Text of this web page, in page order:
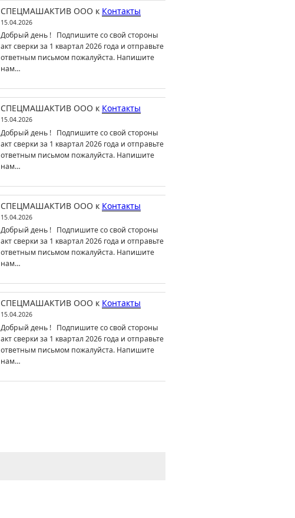
СПЕЦМАШАКТИВ ООО к Контакты
15.04.2026
Добрый день ! Подпишите со свой стороны
акт сверки за 1 квартал 2026 года и отправьте
ответным письмом пожалуйста. Напишите
нам…
СПЕЦМАШАКТИВ ООО к Контакты
15.04.2026
Добрый день ! Подпишите со свой стороны
акт сверки за 1 квартал 2026 года и отправьте
ответным письмом пожалуйста. Напишите
нам…
СПЕЦМАШАКТИВ ООО к Контакты
15.04.2026
Добрый день ! Подпишите со свой стороны
акт сверки за 1 квартал 2026 года и отправьте
ответным письмом пожалуйста. Напишите
нам…
СПЕЦМАШАКТИВ ООО к Контакты
15.04.2026
Добрый день ! Подпишите со свой стороны
акт сверки за 1 квартал 2026 года и отправьте
ответным письмом пожалуйста. Напишите
нам…